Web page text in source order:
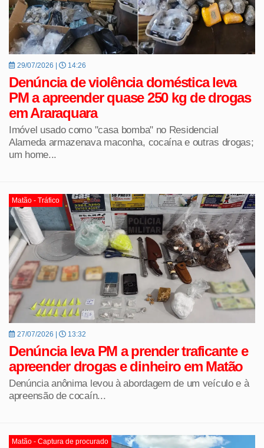
29/07/2026 | 14:26
Denúncia de violência doméstica leva
PM a apreender quase 250 kg de drogas
em Araraquara
Imóvel usado como "casa bomba" no Residencial
Alameda armazenava maconha, cocaína e outras drogas;
um home...
Matão - Tráfico
27/07/2026 | 13:32
Denúncia leva PM a prender traficante e
apreender drogas e dinheiro em Matão
Denúncia anônima levou à abordagem de um veículo e à
apreensão de cocaín...
Matão - Captura de procurado